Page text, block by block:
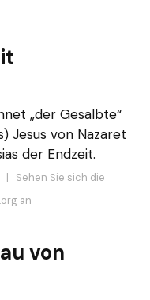
„der Gesalbte“
Jesus von Nazaret
der Endzeit.
| Sehen Sie sich die
an
von